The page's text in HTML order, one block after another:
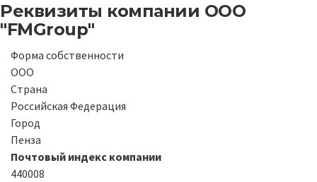
Реквизиты компании ООО
"FMGroup"
Форма собственности
ООО
Страна
Российская Федерация
Город
Пенза
Почтовый индекс компании
440008